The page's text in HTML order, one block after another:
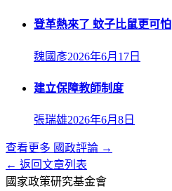
登革熱來了 蚊子比鼠更可怕
魏國彥2026年6月17日
建立保障教師制度
張瑞雄2026年6月8日
查看更多 國政評論 →
← 返回文章列表
國家政策研究基金會